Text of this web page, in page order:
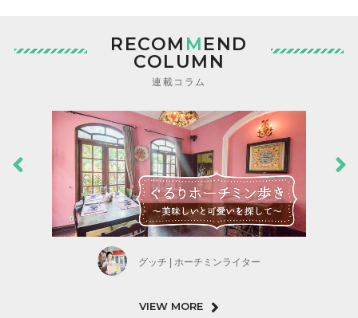
RECOM MEND
COLUMN
連載コラム
グッチ | ホーチミンライター
VIEW MORE